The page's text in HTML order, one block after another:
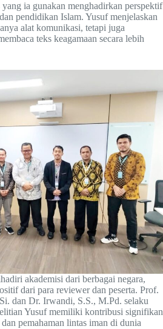
ia gunakan menghadirkan perspektif
pendidikan Islam. Yusuf menjelaskan
alat komunikasi, tetapi juga
teks keagamaan secara lebih
akademisi dari berbagai negara,
dari para reviewer dan peserta. Prof.
dan Dr. Irwandi, S.S., M.Pd. selaku
Yusuf memiliki kontribusi signifikan
pemahaman lintas iman di dunia